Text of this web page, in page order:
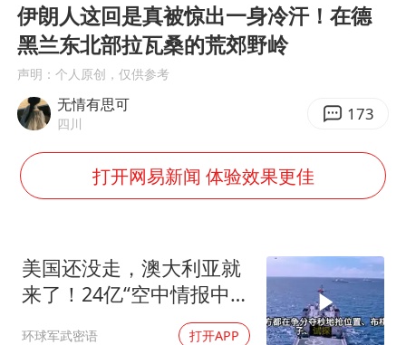
朱一龙的鼻子怎么了
大疆错失宇树
4.2平卫生间补漏注胶花1.55万
周星驰妈妈现身香港首映礼
上海地铁4条线路全线停运
费大厨口号更改 不再宣传小炒肉大王
56岁刘奕君跟13岁女儿合跳
从科技创新看开局起步的时与势
伊朗人这回是真被惊出一身冷汗！在德
黑兰东北部拉瓦桑的荒郊野岭
声明：个人原创，仅供参考
无情有思可
四川 173
打开网易新闻 体验效果更佳
美国还没走，澳大利亚就
来了！24亿“空中情报中
心”刚到手就杀入南海
环球军武密语 打开APP